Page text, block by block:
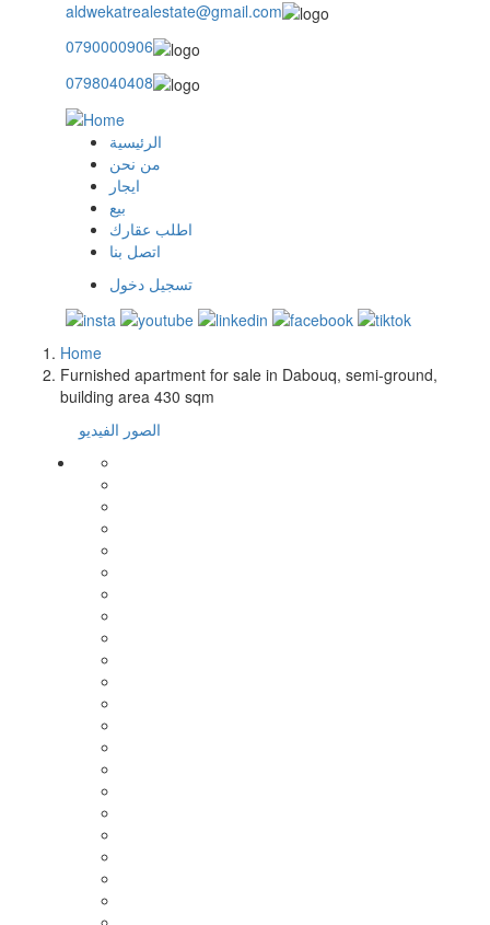
aldwekatrealestate@gmail.com
0790000906
0798040408
main
menu
الرئيسية
من نحن
ايجار
بيع
اطلب عقارك
اتصل بنا
user
login
تسجيل دخول
Breadcrumb
Home
Furnished apartment for sale in Dabouq, semi-ground,
building area 430 sqm
الصور الفيديو